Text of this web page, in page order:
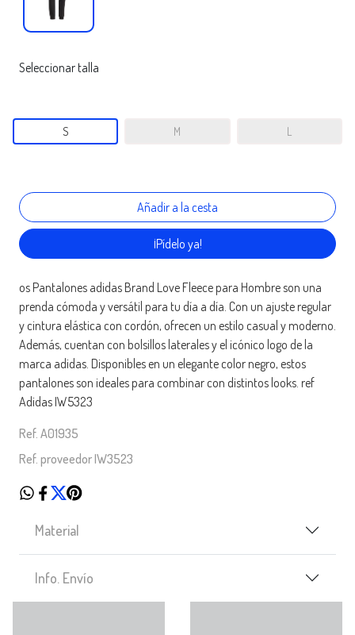
Seleccionar talla
S M L
¡Pídelo ya!
os Pantalones adidas Brand Love Fleece para Hombre son una
prenda cómoda y versátil para tu día a día. Con un ajuste regular
y cintura elástica con cordón, ofrecen un estilo casual y moderno.
Además, cuentan con bolsillos laterales y el icónico logo de la
marca adidas. Disponibles en un elegante color negro, estos
pantalones son ideales para combinar con distintos looks. ref
Adidas IW5323
Ref. A01935
Ref. proveedor IW3523
Material
Info. Envío